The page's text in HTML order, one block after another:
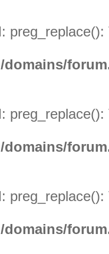
:
domains/
:
domains/
:
domains/